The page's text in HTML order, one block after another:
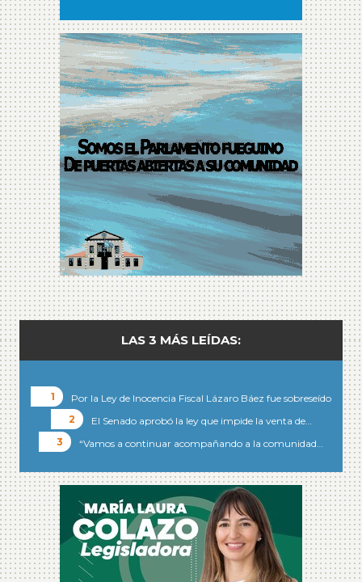
LAS 3 MÁS LEÍDAS:
Por la Ley de Inocencia Fiscal Lázaro Báez fue sobreseído
El Senado aprobó la ley que impide la venta de…
“Vamos a continuar acompañando a la comunidad…